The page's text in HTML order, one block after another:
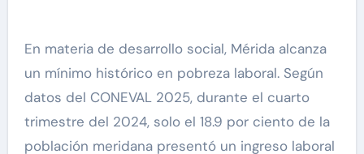
En materia de desarrollo social, Mérida alcanza
un mínimo histórico en pobreza laboral. Según
datos del CONEVAL 2025, durante el cuarto
trimestre del 2024, solo el 18.9 por ciento de la
población meridana presentó un ingreso laboral